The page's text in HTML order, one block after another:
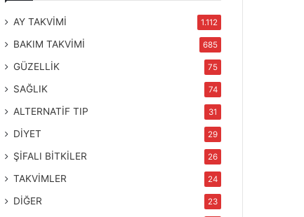
AY TAKVİMİ 1.112
BAKIM TAKVİMİ 685
GÜZELLİK 75
SAĞLIK 74
ALTERNATİF TIP 31
DİYET 29
ŞİFALI BİTKİLER 26
TAKVİMLER 24
DİĞER 23